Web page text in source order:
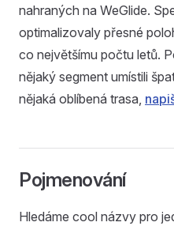
nahraných na WeGlide.
optimalizovaly přesné
co největšímu počtu letů.
nějaký segment umístili
nějaká oblíbená trasa,
Pojmenování
Hledáme cool názvy pro